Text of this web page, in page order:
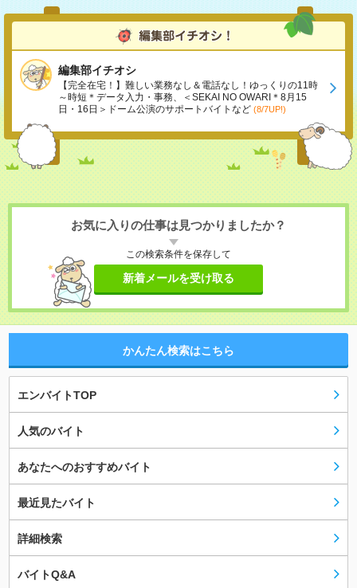
編集部イチオシ
【完全在宅！】難しい業務なし＆電話なし！ゆっくりの11時
～時短＊データ入力・事務、＜SEKAI NO OWARI＊8月15
日・16日＞ドーム公演のサポートバイトなど (8/7UP!)
お気に入りの仕事は見つかりましたか？
この検索条件を保存して
新着メールを受け取る
かんたん検索はこちら
エンバイトTOP
人気のバイト
あなたへのおすすめバイト
最近見たバイト
詳細検索
バイトQ&A